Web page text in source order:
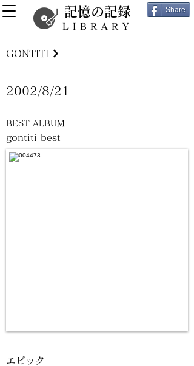
記憶の記録
LIBRARY
Share
gontiti best
GONTITI
2002/8/21
BEST ALBUM
エピック